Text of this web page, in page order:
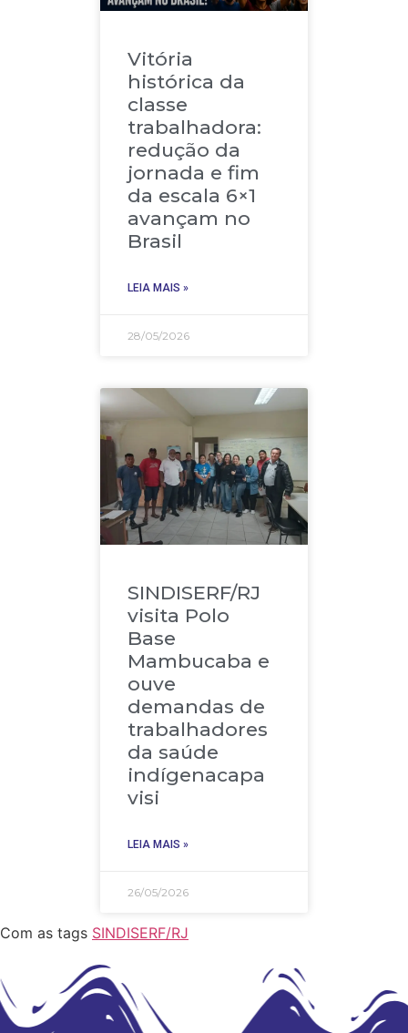
Vitória
histórica da
classe
trabalhadora:
redução da
jornada e fim
da escala 6×1
avançam no
Brasil
LEIA MAIS »
28/05/2026
SINDISERF/RJ
visita Polo
Base
Mambucaba e
ouve
demandas de
trabalhadores
da saúde
indígenacapa
visi
LEIA MAIS »
26/05/2026
Com as tags SINDISERF/RJ